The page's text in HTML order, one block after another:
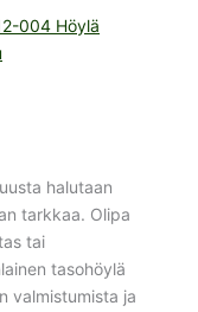
004 Höylä
halutaan
tarkkaa. Olipa
tai
tasohöylä
valmistumista ja